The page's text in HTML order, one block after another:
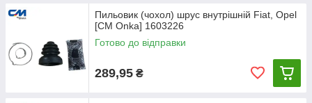
Пильовик (чохол) шрус внутрішній Fiat, Opel
[CM Onka] 1603226
Готово до відправки
289,95 ₴